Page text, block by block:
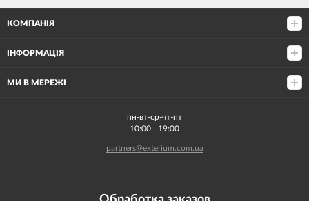
КОМПАНІЯ
ІНФОРМАЦІЯ
МИ В МЕРЕЖІ
пн-вт-ср-чт-пт
10:00—19:00
partners@exterium.com.ua